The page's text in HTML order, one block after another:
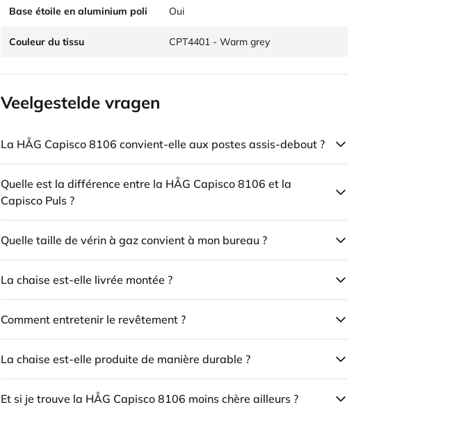
Base étoile en aluminium poli Oui
Couleur du tissu CPT4401 - Warm grey
Veelgestelde vragen
La HÅG Capisco 8106 convient-elle aux postes assis-debout ?
Quelle est la différence entre la HÅG Capisco 8106 et la
Capisco Puls ?
Quelle taille de vérin à gaz convient à mon bureau ?
La chaise est-elle livrée montée ?
Comment entretenir le revêtement ?
La chaise est-elle produite de manière durable ?
Et si je trouve la HÅG Capisco 8106 moins chère ailleurs ?